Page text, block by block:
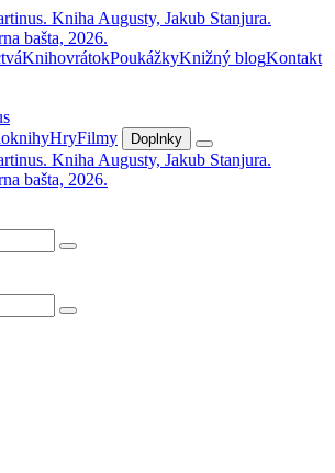
KnihovrátokPoukážkyKnižný blogKontakt
HryFilmy Doplnky